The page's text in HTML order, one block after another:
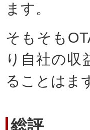
ます。
そもそも
り自社の収
ることはま
総評